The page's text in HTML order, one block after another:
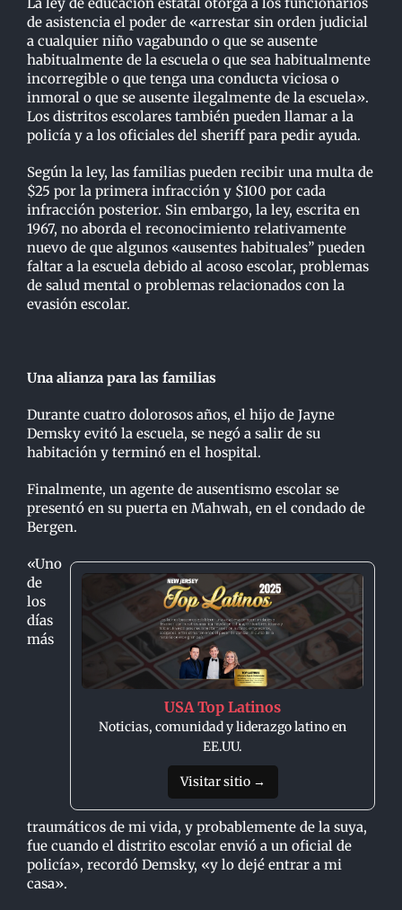
de asistencia el poder de «arrestar sin orden judicial
a cualquier niño vagabundo o que se ausente
habitualmente de la escuela o que sea habitualmente
incorregible o que tenga una conducta viciosa o
inmoral o que se ausente ilegalmente de la escuela».
Los distritos escolares también pueden llamar a la
policía y a los oficiales del sheriff para pedir ayuda.
Según la ley, las familias pueden recibir una multa de
$25 por la primera infracción y $100 por cada
infracción posterior. Sin embargo, la ley, escrita en
1967, no aborda el reconocimiento relativamente
nuevo de que algunos «ausentes habituales” pueden
faltar a la escuela debido al acoso escolar, problemas
de salud mental o problemas relacionados con la
evasión escolar.
Una alianza para las familias
Durante cuatro dolorosos años, el hijo de Jayne
Demsky evitó la escuela, se negó a salir de su
habitación y terminó en el hospital.
Finalmente, un agente de ausentismo escolar se
presentó en su puerta en Mahwah, en el condado de
Bergen.
USA Top Latinos
Noticias, comunidad y liderazgo latino en
EE.UU.
Visitar sitio →
«Uno
de
los
días
más
traumáticos de mi vida, y probablemente de la suya,
fue cuando el distrito escolar envió a un oficial de
policía», recordó Demsky, «y lo dejé entrar a mi
casa».